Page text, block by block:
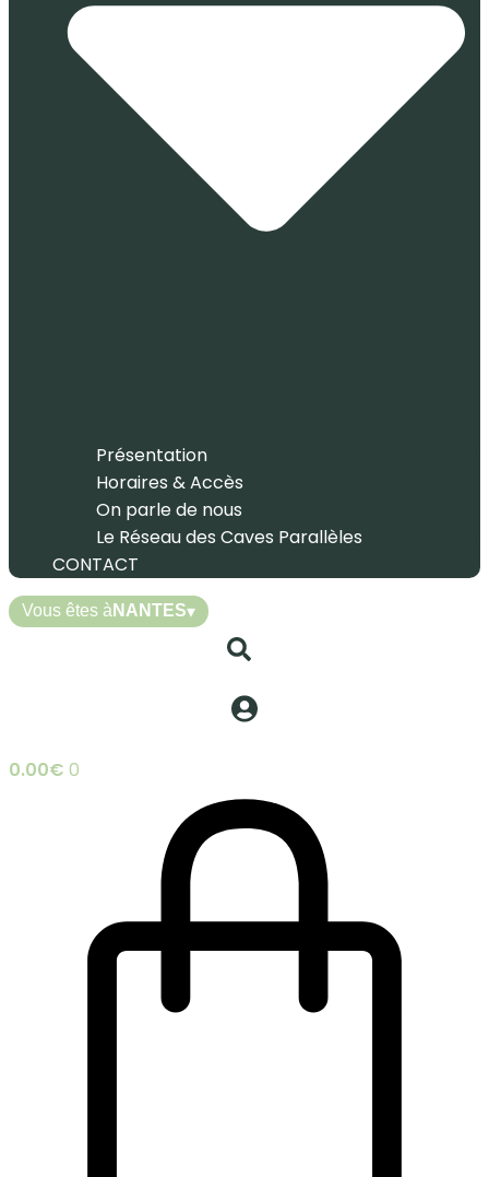
Présentation
Horaires & Accès
On parle de nous
Le Réseau des Caves Parallèles
CONTACT
Vous êtes à NANTES▾
0.00€ 0